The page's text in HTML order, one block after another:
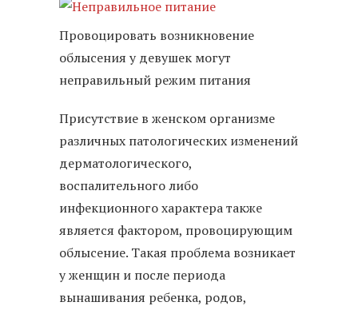
Провоцировать возникновение
облысения у девушек могут
неправильный режим питания
Присутствие в женском организме
различных патологических изменений
дерматологического,
воспалительного либо
инфекционного характера также
является фактором, провоцирующим
облысение. Такая проблема возникает
у женщин и после периода
вынашивания ребенка, родов,